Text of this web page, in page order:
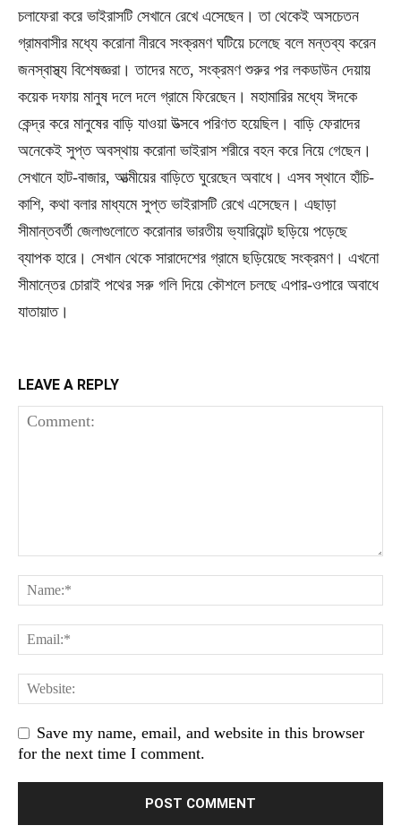
চলাফেরা করে ভাইরাসটি সেখানে রেখে এসেছেন। তা থেকেই অসচেতন
গ্রামবাসীর মধ্যে করোনা নীরবে সংক্রমণ ঘটিয়ে চলেছে বলে মন্তব্য করেন
জনস্বাস্থ্য বিশেষজ্ঞরা। তাদের মতে, সংক্রমণ শুরুর পর লকডাউন দেয়ায়
কয়েক দফায় মানুষ দলে দলে গ্রামে ফিরেছেন। মহামারির মধ্যে ঈদকে
কেন্দ্র করে মানুষের বাড়ি যাওয়া উত্সবে পরিণত হয়েছিল। বাড়ি ফেরাদের
অনেকেই সুপ্ত অবস্থায় করোনা ভাইরাস শরীরে বহন করে নিয়ে গেছেন।
সেখানে হাট-বাজার, আত্মীয়ের বাড়িতে ঘুরেছেন অবাধে। এসব স্থানে হাঁচি-
কাশি, কথা বলার মাধ্যমে সুপ্ত ভাইরাসটি রেখে এসেছেন। এছাড়া
সীমান্তবর্তী জেলাগুলোতে করোনার ভারতীয় ভ্যারিয়েন্ট ছড়িয়ে পড়েছে
ব্যাপক হারে। সেখান থেকে সারাদেশের গ্রামে ছড়িয়েছে সংক্রমণ। এখনো
সীমান্তের চোরাই পথের সরু গলি দিয়ে কৌশলে চলছে এপার-ওপারে অবাধে
যাতায়াত।
LEAVE A REPLY
Save my name, email, and website in this browser
for the next time I comment.